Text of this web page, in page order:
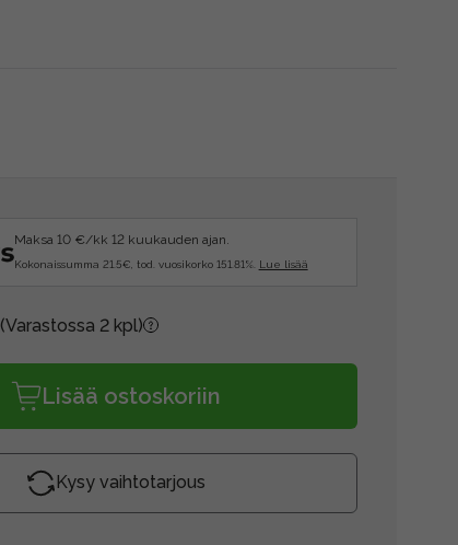
Maksa 10 €/kk 12 kuukauden ajan.
Kokonaissumma 21.5€, tod. vuosikorko 151.81%. Lue lisää
(Varastossa 2 kpl)
Lisää ostoskoriin
Kysy vaihtotarjous